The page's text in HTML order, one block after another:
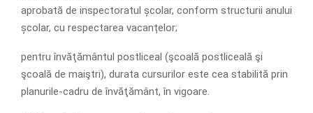
aprobată de inspectoratul școlar, conform structurii anului
școlar, cu respectarea vacanțelor;
pentru învăţământul postliceal (şcoală postliceală şi
şcoală de maiştri), durata cursurilor este cea stabilită prin
planurile-cadru de învăţământ, în vigoare.